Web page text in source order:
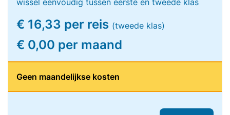
wissel eenvoudig tussen eerste en tweede klas
€ 16,33 per reis (tweede klas)
€ 0,00 per maand
Geen maandelijkse kosten